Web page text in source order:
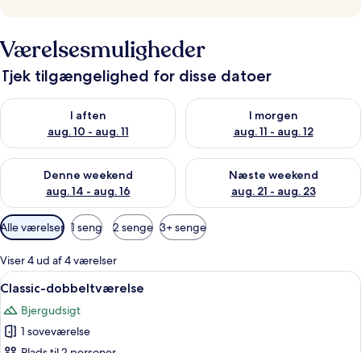
Værelsesmuligheder
Tjek tilgængelighed for disse datoer
I aften
aug. 10 - aug. 11
Tjek tilgængelighed for i aften aug. 10 - aug. 11
I morgen
aug. 11 - aug. 12
Tjek tilgængelighed for i
Denne weekend
aug. 14 - aug. 16
Tjek tilgængelighed for denne weekend aug. 14 - aug. 16
Næste weekend
aug. 21 - aug. 23
Tjek tilgængelighed for næste
Tilgængelige
filtre
for
værelser
Alle værelser 1 seng 2 senge 3+ senge
Viser 4 ud af 4 værelser
Indlæs
alle
billeder
af
En person sidder på en seng med
10
Classic-dobbeltværelse
Bjergudsigt
1 soveværelse